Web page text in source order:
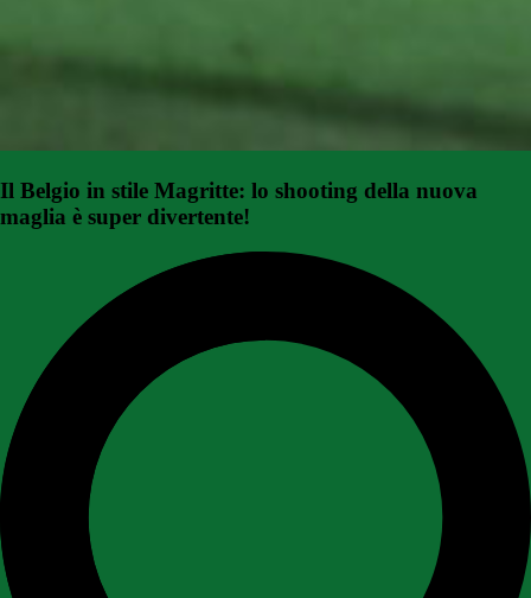
Il Belgio in stile Magritte: lo shooting della nuova
maglia è super divertente!